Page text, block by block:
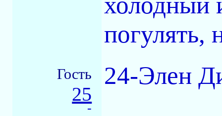
погулять,
Гость
25
-
24-Элен